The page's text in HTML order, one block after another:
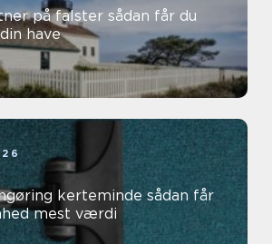
falster sådan får du
have
kerteminde sådan får
mest værdi